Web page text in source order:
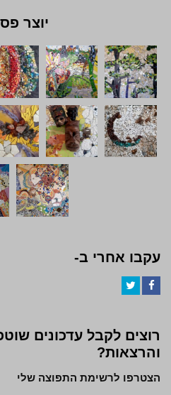
יוצר
עקבו אחרי ב-
רוצים לקבל עדכונים
והרצאות?
הצטרפו לרשימת התפוצה שלי